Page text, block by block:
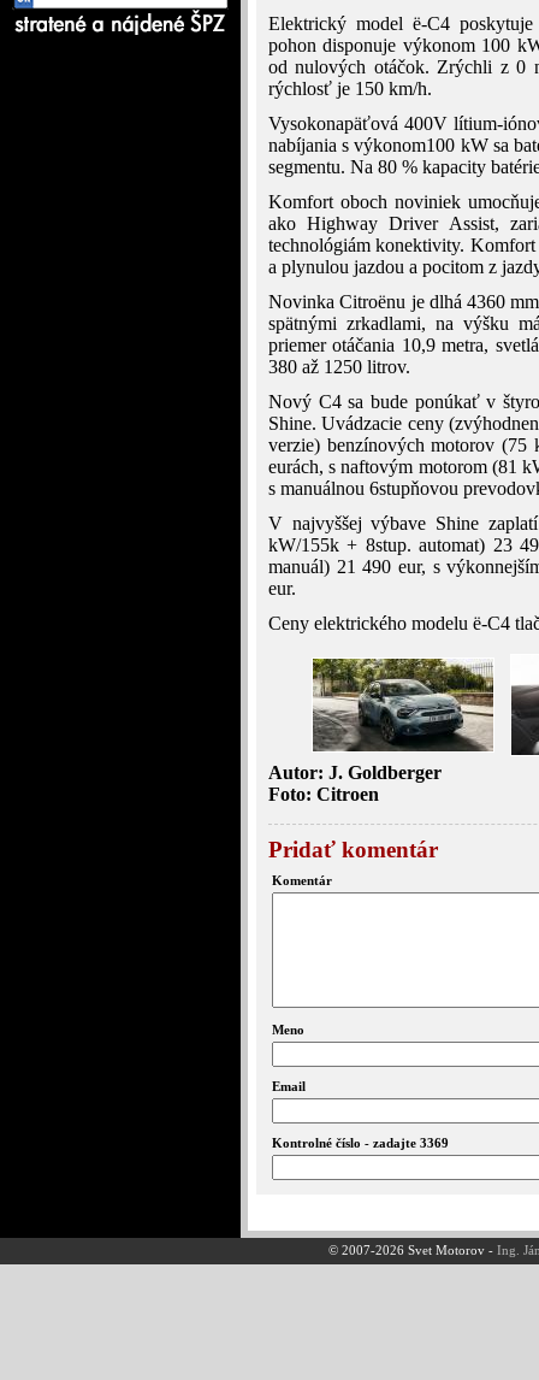
Elektrický model ë-C4
pohon disponuje výkonom 100
od nulových otáčok. Zrýchli z 0
rýchlosť je 150 km/h.
Vysokonapäťová 400V lítium-
nabíjania s výkonom100 kW sa
segmentu. Na 80 % kapacity
Komfort oboch noviniek
ako Highway Driver Assist,
technológiám konektivity.
a plynulou jazdou a pocitom z
Novinka Citroënu je dlhá 4360
spätnými zrkadlami, na výšku
priemer otáčania 10,9 metra,
380 až 1250 litrov.
Nový C4 sa bude ponúkať v
Shine. Uvádzacie ceny
verzie) benzínových motorov
eurách, s naftovým motorom (81
s manuálnou 6stupňovou
V najvyššej výbave Shine
kW/155k + 8stup. automat) 23
manuál) 21 490 eur, s
eur.
Ceny elektrického modelu ë-C4
Autor: J. Goldberger
Foto: Citroen
Pridať komentár
Komentár
Meno
Email
Kontrolné číslo - zadajte 3369
© 2007-2026 Svet Motorov -Ing.